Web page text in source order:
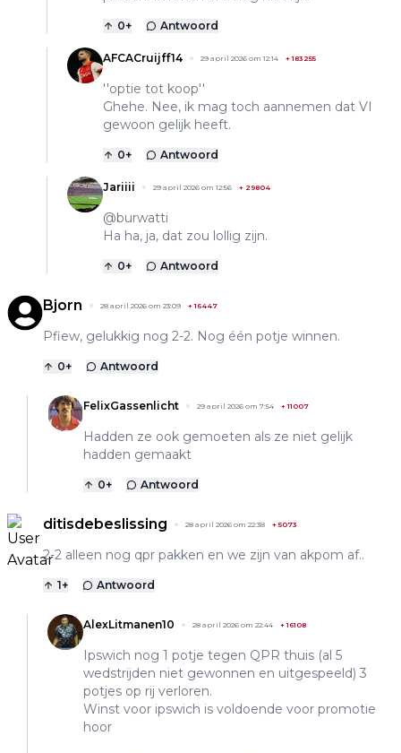
0+ Antwoord
AFCACruijff14 29 april 2026 om 12:14 +183255
''optie tot koop''
Ghehe. Nee, ik mag toch aannemen dat VI
gewoon gelijk heeft.
0+ Antwoord
Jariiii 29 april 2026 om 12:56 + 29804
@burwatti
Ha ha, ja, dat zou lollig zijn.
0+ Antwoord
Bjorn 28 april 2026 om 23:09 +16447
Pfiew, gelukkig nog 2-2. Nog één potje winnen.
0+ Antwoord
FelixGassenlicht 29 april 2026 om 7:54 +11007
Hadden ze ook gemoeten als ze niet gelijk
hadden gemaakt
0+ Antwoord
ditisdebeslissing 28 april 2026 om 22:38 + 5073
2-2 alleen nog qpr pakken en we zijn van akpom af..
1+ Antwoord
AlexLitmanen10 28 april 2026 om 22:44 +16108
Ipswich nog 1 potje tegen QPR thuis (al 5
wedstrijden niet gewonnen en uitgespeeld) 3
potjes op rij verloren.
Winst voor ipswich is voldoende voor promotie
hoor